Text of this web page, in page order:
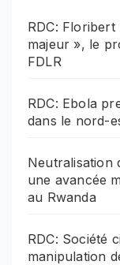
RDC: Floribert
majeur », le
FDLR
RDC: Ebola
dans le nord-
Neutralisation
une avancée
au Rwanda
RDC: Société
manipulation